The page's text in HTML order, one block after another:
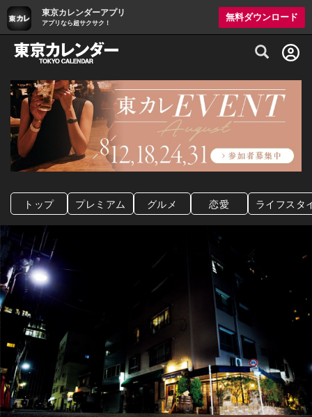
東京カレンダーアプリ
アプリなら超サクサク！
無料ダウンロード
グルメ情報・プレミアムレストラン予約
トップ プレミアム グルメ 恋愛 ライフスタ